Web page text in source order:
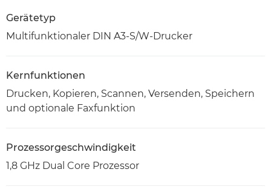
Gerätetyp
Multifunktionaler DIN A3-S/W-Drucker
Kernfunktionen
Drucken, Kopieren, Scannen, Versenden, Speichern
und optionale Faxfunktion
Prozessorgeschwindigkeit
1,8 GHz Dual Core Prozessor